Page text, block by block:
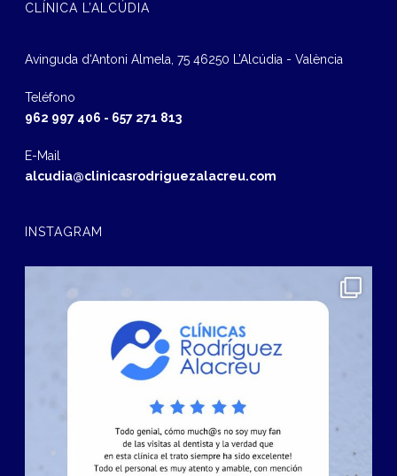
CLÍNICA L’ALCÚDIA
Avinguda d‘Antoni Almela, 75 46250 L’Alcúdia - València
Teléfono
962 997 406 - 657 271 813
E-Mail
alcudia@clinicasrodriguezalacreu.com
INSTAGRAM